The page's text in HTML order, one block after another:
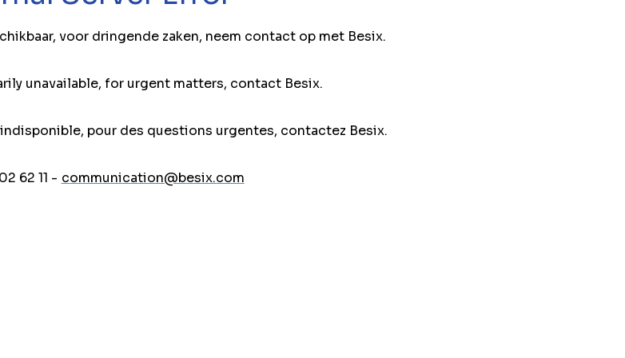
voor dringende zaken, neem contact op met Besix.
unavailable, for urgent matters, contact Besix.
pour des questions urgentes, contactez Besix.
62 11 - communication@besix.com